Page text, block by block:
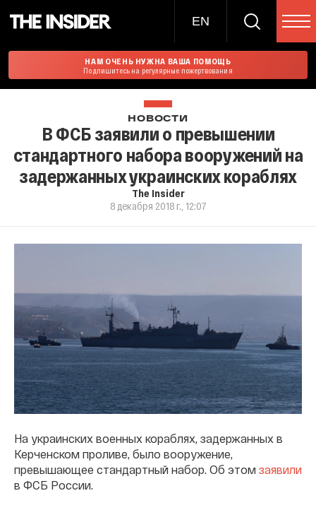
EN
НАМ ОЧЕНЬ НУЖНА ВАША ПОМОЩЬ
Подпишитесь на регулярные пожертвования
НОВОСТИ
В ФСБ заявили о превышении
стандартного набора вооружений на
задержанных украинских кораблях
The Insider
8 декабря 2018 г., 12:07
На украинских военных кораблях, задержанных в
Керченском проливе, было вооружение,
превышающее стандартный набор. Об этом заявили
в ФСБ России.